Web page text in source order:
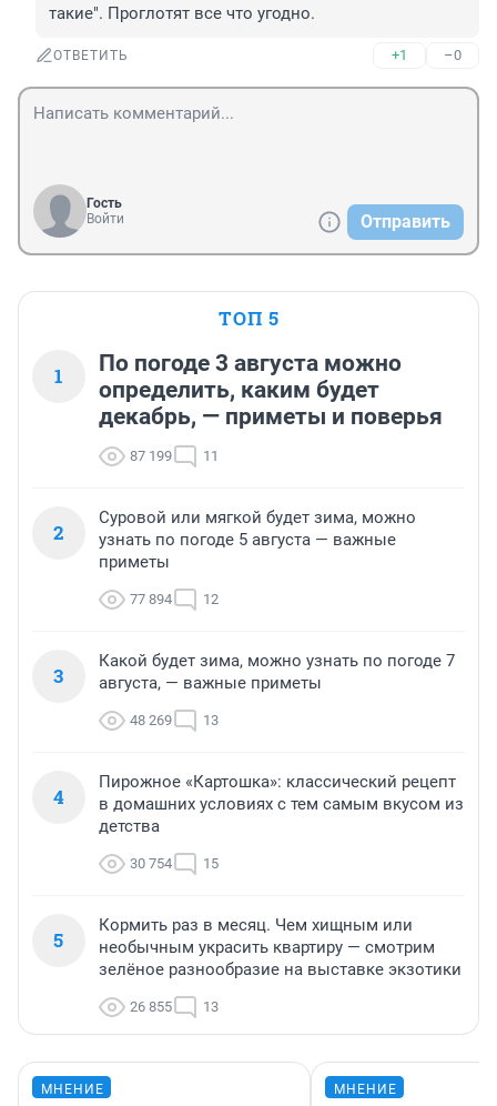
такие". Проглотят все что угодно.
ОТВЕТИТЬ +1 –0
Гость
Войти
Отправить
ТОП 5
1
По погоде 3 августа можно
определить, каким будет
декабрь, — приметы и поверья
87 199 11
2
Суровой или мягкой будет зима, можно
узнать по погоде 5 августа — важные
приметы
77 894 12
3
Какой будет зима, можно узнать по погоде 7
августа, — важные приметы
48 269 13
4
Пирожное «Картошка»: классический рецепт
в домашних условиях с тем самым вкусом из
детства
30 754 15
5
Кормить раз в месяц. Чем хищным или
необычным украсить квартиру — смотрим
зелёное разнообразие на выставке экзотики
26 855 13
МНЕНИЕ МНЕНИЕ